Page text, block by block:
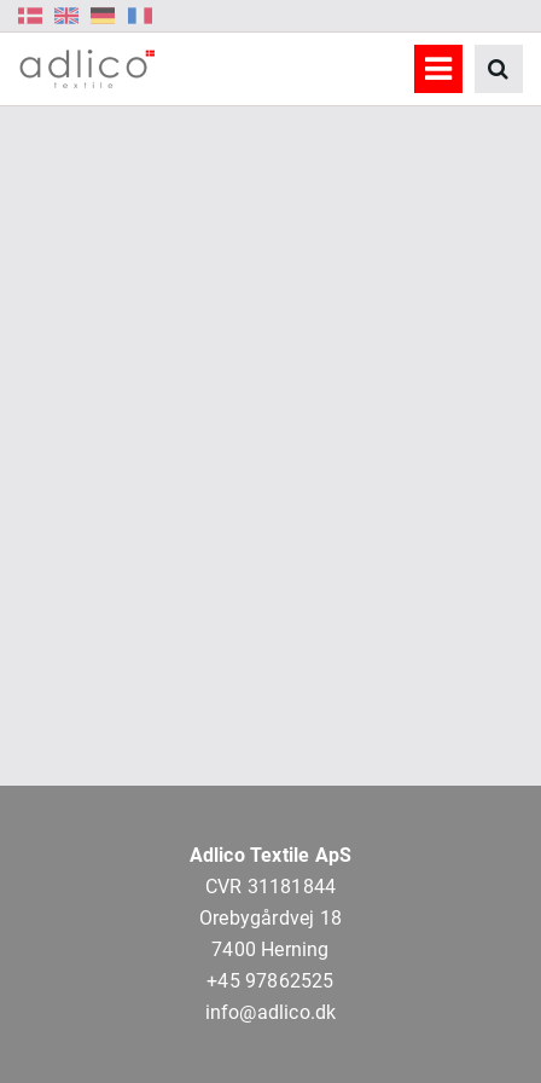
Adlico Textile ApS
CVR 31181844
Orebygårdvej 18
7400 Herning
+45 97862525
info@adlico.dk